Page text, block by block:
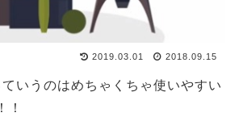
2019.03.01 2018.09.15
いうのはめちゃくちゃ使いやすい
！